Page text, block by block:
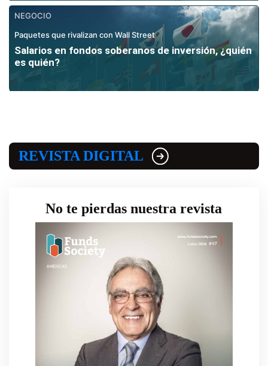
NEGOCIO
Paquetes que rivalizan con Wall Street
Salarios en fondos soberanos de inversión, ¿quién
es quién?
REVISTA DIGITAL
No te pierdas nuestra revista